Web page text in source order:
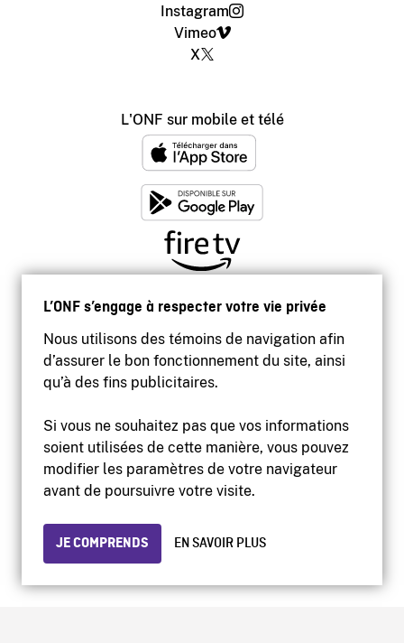
L’ONF s’engage à respecter votre vie privée
Nous utilisons des témoins de navigation afin
d’assurer le bon fonctionnement du site, ainsi
qu’à des fins publicitaires.
Si vous ne souhaitez pas que vos informations
soient utilisées de cette manière, vous pouvez
modifier les paramètres de votre navigateur
avant de poursuivre votre visite.
JE COMPRENDS EN SAVOIR PLUS
Instagram
Vimeo
X
L'ONF sur mobile et télé
Accessibilité
Site institutionnel
Protection des renseignements personnels
© 2026 Office national du film du Canada